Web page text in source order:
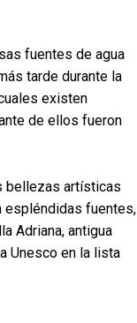
fuentes de agua
tarde durante la
existen
de ellos fueron
bellezas artísticas
espléndidas fuentes,
Adriana, antigua
Unesco en la lista